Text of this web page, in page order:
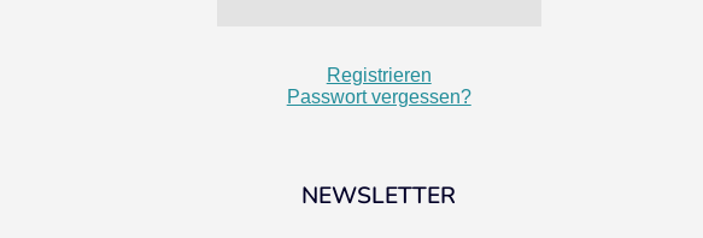
Registrieren
Passwort vergessen?
NEWSLETTER